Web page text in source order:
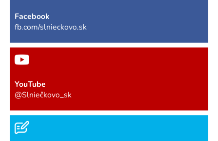
Facebook
fb.com/slnieckovo.sk
YouTube
@Slniečkovo_sk